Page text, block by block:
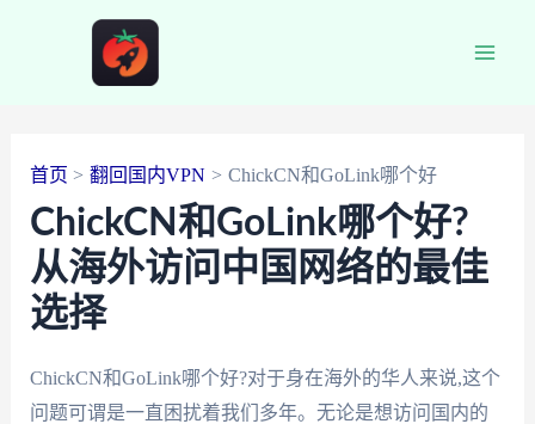
首页 翻回国内VPN ChickCN和GoLink哪个好
ChickCN和GoLink哪个好?
从海外访问中国网络的最佳
选择
ChickCN和GoLink哪个好?对于身在海外的华人来说,这个
问题可谓是一直困扰着我们多年。无论是想访问国内的